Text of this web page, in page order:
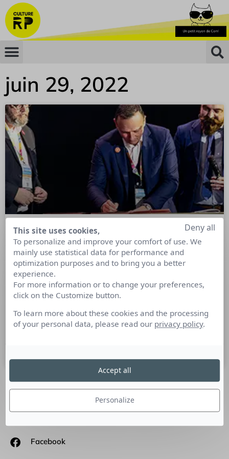
juin 29, 2022
En ces temps de post-COVID,
renouons avec le dialogue pour
favoriser les bonnes pratiques entre
donneurs d’ordre et prestataires
Communication, et Stéphane Brenne, président de Lille
Events.
SUIVEZ-NOUS
Facebook
This site uses cookies,
To personalize and improve your comfort of use. We
mainly use statistical data for performance and
optimization purposes and to bring you a better
experience.
For more information or to change your preferences,
click on the Customize button.
To learn more about these cookies and the processing
of your personal data, please read our privacy policy.
Personalize
Deny all
Accept all